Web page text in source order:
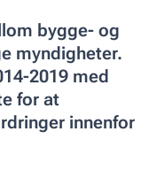
bygge- og
myndigheter.
2019 med
for at
innenfor